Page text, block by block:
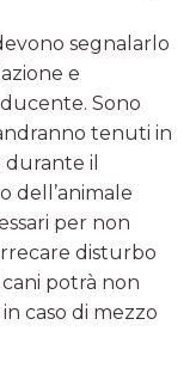
segnalarlo
e
Sono
tenuti in
il
dell’animale
per non
disturbo
potrà non
caso di mezzo